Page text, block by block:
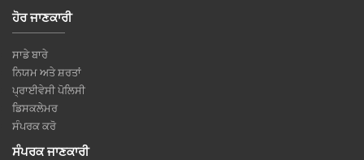
ਹੋਰ ਜਾਣਕਾਰੀ
ਸਾਡੇ ਬਾਰੇ
ਨਿਯਮ ਅਤੇ ਸ਼ਰਤਾਂ
ਪ੍ਰਾਈਵੇਸੀ ਪੋਲਿਸੀ
ਡਿਸਕਲੇਮਰ
ਸੰਪਰਕ ਕਰੋ
ਸੰਪਰਕ ਜਾਣਕਾਰੀ